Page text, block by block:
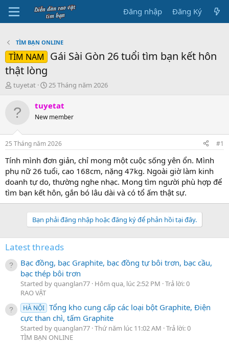
Đăng nhập Đăng Ký
TÌM BẠN ONLINE
TÌM NAM
Gái Sài Gòn 26 tuổi tìm bạn kết hôn
thật lòng
B
đ
u
tuyetat
N
à
b
t
đ
ầ
25 Tháng năm 2026
tuyetat
New member
25 Tháng năm 2026 #1
Tính mình đơn giản, chỉ mong một cuộc sống yên ổn. Mình
phụ nữ 26 tuổi, cao 168cm, nặng 47kg. Ngoài giờ làm kinh
doanh tự do, thường nghe nhạc. Mong tìm người phù hợp để
tìm bạn kết hôn, gắn bó lâu dài và có tổ ấm thật sự.
Bạn phải đăng nhập hoặc đăng ký để phản hồi tại đây.
Latest threads
Bạc đồng, bạc Graphite, bạc đồng tự bôi trơn, bạc cầu,
bạc thép bôi trơn
Started by quanglan77 Hôm qua, lúc 2:52 PM Trả lời: 0
RAO VẶT
HÀ NỘI Tổng kho cung cấp các loại bột Graphite, Điện
cực than chì, tấm Graphite
Started by quanglan77 Thứ năm lúc 11:02 AM Trả lời: 0
TÌM BẠN ONLINE